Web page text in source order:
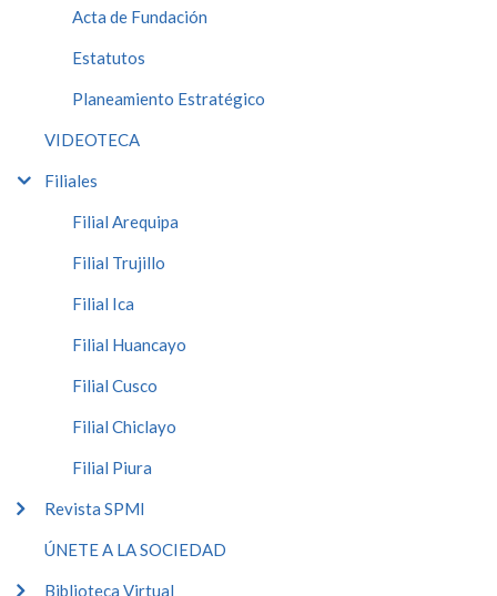
Acta de Fundación
Estatutos
Planeamiento Estratégico
VIDEOTECA
Filiales
Filial Arequipa
Filial Trujillo
Filial Ica
Filial Huancayo
Filial Cusco
Filial Chiclayo
Filial Piura
Revista SPMI
ÚNETE A LA SOCIEDAD
Biblioteca Virtual